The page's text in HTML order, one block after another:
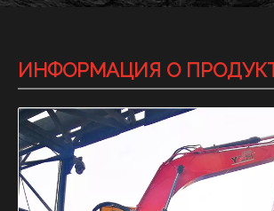
ИНФОРМАЦИЯ О